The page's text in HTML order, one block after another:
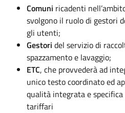
Comuni ricadenti
svolgono il ruolo di gestori
gli utenti;
Gestori del servizio di
spazzamento e lavaggio;
ETC, che provvederà ad
unico testo coordinato ed
qualità integrata e
tariffari